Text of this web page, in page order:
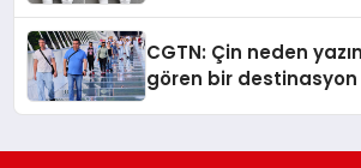
CGTN: Çin neden
gören bir